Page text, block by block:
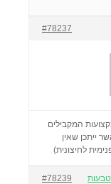
#78237
המקבילים
ייתכן שאין
לחיצונית)
#78239